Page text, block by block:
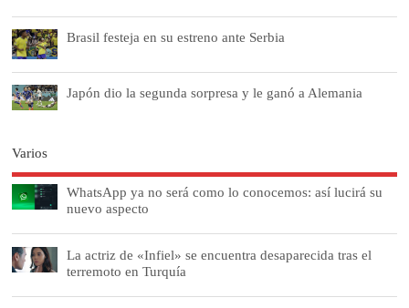
Brasil festeja en su estreno ante Serbia
Japón dio la segunda sorpresa y le ganó a Alemania
Varios
WhatsApp ya no será como lo conocemos: así lucirá su
nuevo aspecto
La actriz de «Infiel» se encuentra desaparecida tras el
terremoto en Turquía